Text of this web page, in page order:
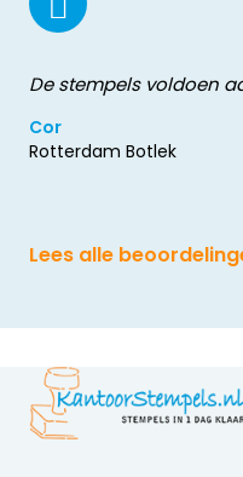
De stempels voldoen
Cor
Rotterdam Botlek
Lees alle